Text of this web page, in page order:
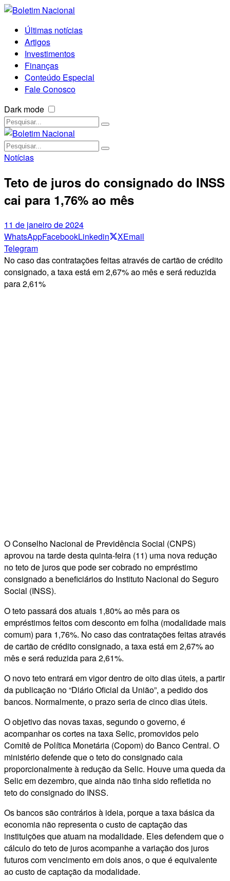
Últimas notícias
Artigos
Investimentos
Finanças
Conteúdo Especial
Fale Conosco
Dark mode
Notícias
Teto de juros do consignado do INSS
cai para 1,76% ao mês
11 de janeiro de 2024
WhatsAppFacebookLinkedin XEmail
Telegram
No caso das contratações feitas através de cartão de crédito
consignado, a taxa está em 2,67% ao mês e será reduzida
para 2,61%
O Conselho Nacional de Previdência Social (CNPS)
aprovou na tarde desta quinta-feira (11) uma nova redução
no teto de juros que pode ser cobrado no empréstimo
consignado a beneficiários do Instituto Nacional do Seguro
Social (INSS).
O teto passará dos atuais 1,80% ao mês para os
empréstimos feitos com desconto em folha (modalidade mais
comum) para 1,76%. No caso das contratações feitas através
de cartão de crédito consignado, a taxa está em 2,67% ao
mês e será reduzida para 2,61%.
O novo teto entrará em vigor dentro de oito dias úteis, a partir
da publicação no “Diário Oficial da União”, a pedido dos
bancos. Normalmente, o prazo seria de cinco dias úteis.
O objetivo das novas taxas, segundo o governo, é
acompanhar os cortes na taxa Selic, promovidos pelo
Comitê de Política Monetária (Copom) do Banco Central. O
ministério defende que o teto do consignado caia
proporcionalmente à redução da Selic. Houve uma queda da
Selic em dezembro, que ainda não tinha sido refletida no
teto do consignado do INSS.
Os bancos são contrários à ideia, porque a taxa básica da
economia não representa o custo de captação das
instituições que atuam na modalidade. Eles defendem que o
cálculo do teto de juros acompanhe a variação dos juros
futuros com vencimento em dois anos, o que é equivalente
ao custo de captação da modalidade.